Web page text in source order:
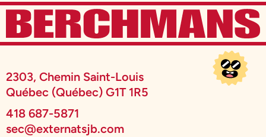
2303, Chemin Saint-Louis
Québec (Québec) G1T 1R5
418 687-5871
sec@externatsjb.com